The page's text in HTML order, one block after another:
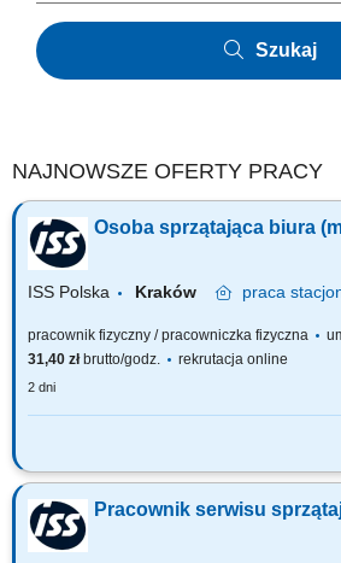
Szukaj
NAJNOWSZE OFERTY PRACY
Osoba sprzątająca biura
ISS Polska Kraków praca
pracownik fizyczny / pracowniczka fizyczna
31,40 złbrutto/godz. rekrutacja online
2 dni
Zakres obowiązków: Praca na zastępstwa.
Inne prace porządkowe zlecone przez
Pracownik serwisu